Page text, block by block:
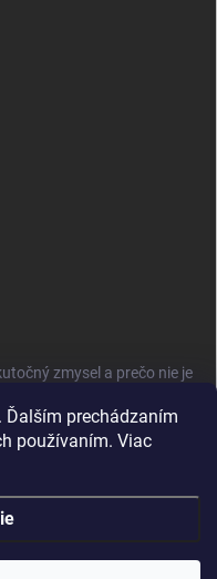
Ďalším prechádzaním
používaním. Viac
zmysel a prečo nie je